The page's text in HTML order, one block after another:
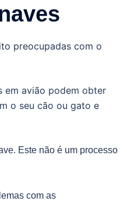
preocupadas com o
em avião podem obter
o seu cão ou gato e
Este não é um processo
com as